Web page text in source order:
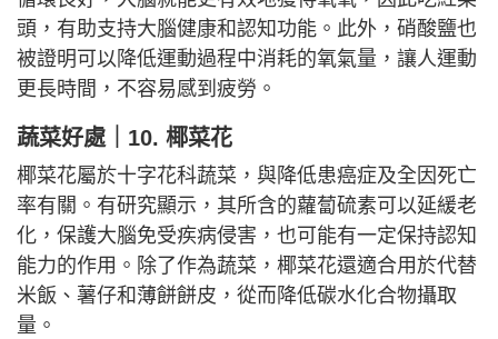
頭，有助支持大腦健康和認知功能。此外，硝酸鹽也
被證明可以降低運動過程中消耗的氧氣量，讓人運動
更長時間，不容易感到疲勞。
蔬菜好處｜ 10. 椰菜花
椰菜花屬於十字花科蔬菜，與降低患癌症及全因死亡
率有關。有研究顯示，其所含的蘿蔔硫素可以延緩老
化，保護大腦免受疾病侵害，也可能有一定保持認知
能力的作用。除了作為蔬菜，椰菜花還適合用於代替
米飯、薯仔和薄餅餅皮，從而降低碳水化合物攝取
量。